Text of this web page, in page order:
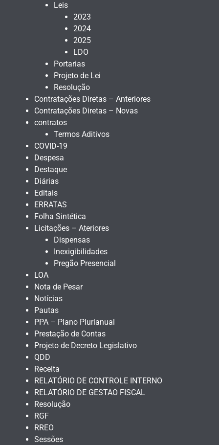
Leis
2023
2024
2025
LDO
Portarias
Projeto de Lei
Resolução
Contratações Diretas – Anteriores
Contratações Diretas – Novas
contratos
Termos Aditivos
COVID-19
Despesa
Destaque
Diárias
Editais
ERRATAS
Folha Sintética
Licitações – Ateriores
Dispensas
Inexigibilidades
Pregão Presencial
LOA
Nota de Pesar
Notícias
Pautas
PPA – Plano Plurianual
Prestação de Contas
Projeto de Decreto Legislativo
QDD
Receita
RELATÓRIO DE CONTROLE INTERNO
RELATÓRIO DE GESTAO FISCAL
Resolução
RGF
RREO
Sessões